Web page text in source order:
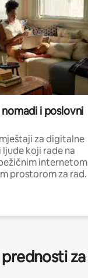
i poslovni
za digitalne
ljude koji rade na
internetom
prostorom za rad.
prednosti